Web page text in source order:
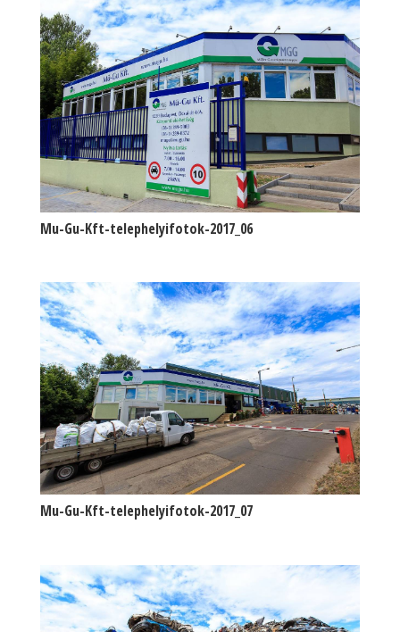
Mu-Gu-Kft-telephelyifotok-2017_06
Mu-Gu-Kft-telephelyifotok-2017_07